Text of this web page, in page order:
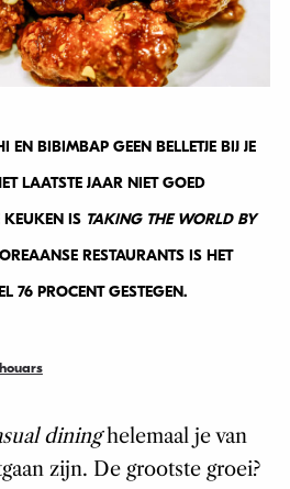
BIBIMBAP GEEN BELLETJE BIJ JE
LAATSTE JAAR NIET GOED
KEUKEN ISTAKING THE WORLD BY
RESTAURANTS IS HET
76 PROCENT GESTEGEN.
dininghelemaal je van
zijn. De grootste groei?